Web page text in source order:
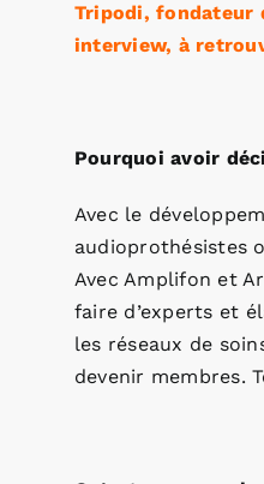
Tripodi, fondateur
interview, à
Pourquoi avoir
Avec le
audioprothésistes
Avec Amplifon et
faire d’experts et
les réseaux de
devenir membres.